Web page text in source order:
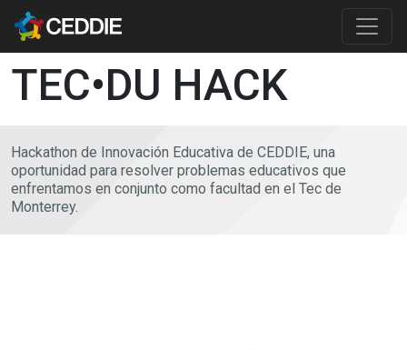
Pasar al contenido principal
TEC•DU HACK
Hackathon de Innovación Educativa de CEDDIE, una
oportunidad para resolver problemas educativos que
enfrentamos en conjunto como facultad en el Tec de
Monterrey.